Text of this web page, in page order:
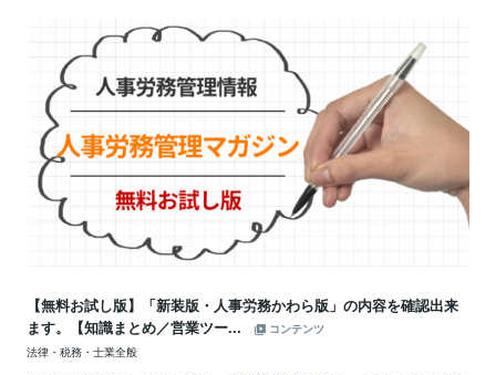
【無料お試し版】「新装版・人事労務かわら版」の内容を確認出来
ます。【知識まとめ／営業ツー...
コンテンツ
法律・税務・士業全般